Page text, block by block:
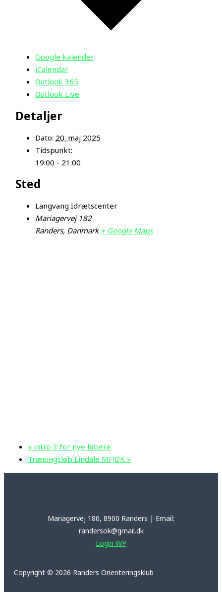
Google kalender
iCalendar
Outlook 365
Outlook Live
Detaljer
Dato: 20. maj 2025
Tidspunkt:
19:00 - 21:00
Sted
Langvang Idrætscenter
Mariagervej 182
Randers, Danmark + Google Maps
« intro 3 for nye løbere
Træningsløb Lindale MFJOK»
Mariagervej 180, 8900 Randers | Email:
randersok@gmail.dk
Login WP
Copyright © 2026 Randers Orienteringsklub